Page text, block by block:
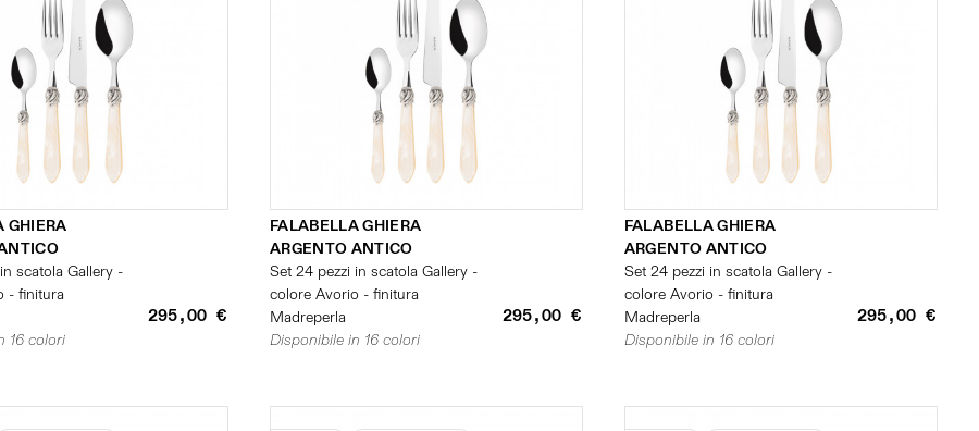
GHIERA
scatola Gallery -
- finitura
295,00 €
16 colori
FALABELLA GHIERA
ARGENTO ANTICO
Set 24 pezzi in scatola Gallery -
colore Avorio - finitura
Madreperla
295,00 €
Disponibile in 16 colori
FALABELLA GHIERA
ARGENTO ANTICO
Set 24 pezzi in scatola Gallery -
colore Avorio - finitura
Madreperla
295,00 €
Disponibile in 16 colori